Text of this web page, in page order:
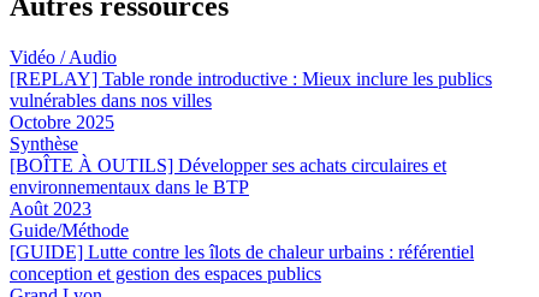
Vidéo / Audio
[REPLAY] Table ronde introductive : Mieux inclure les publics
vulnérables dans nos villes
Octobre 2025
Synthèse
[BOÎTE À OUTILS] Développer ses achats circulaires et
environnementaux dans le BTP
Août 2023
Guide/Méthode
[GUIDE] Lutte contre les îlots de chaleur urbains : référentiel
conception et gestion des espaces publics